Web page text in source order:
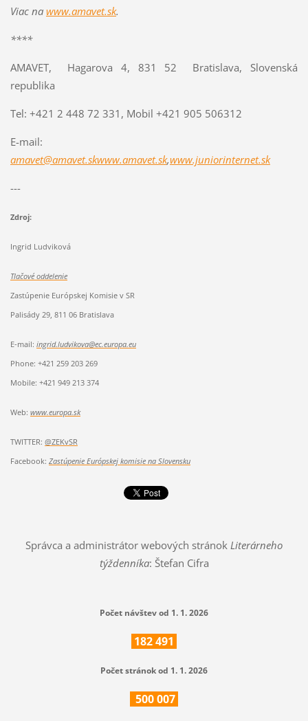
Viac na www.amavet.sk.
****
AMAVET, Hagarova 4, 831 52 Bratislava, Slovenská
republika
Tel: +421 2 448 72 331, Mobil +421 905 506312
E-mail:
amavet@amavet.skwww.amavet.sk,www.juniorinternet.sk
---
Zdroj:
Ingrid Ludviková
Tlačové oddelenie
Zastúpenie Európskej Komisie v SR
Palisády 29, 811 06 Bratislava
E-mail: ingrid.ludvikova@ec.europa.eu
Phone: +421 259 203 269
Mobile: +421 949 213 374
Web: www.europa.sk
TWITTER: @ZEKvSR
Facebook: Zastúpenie Európskej komisie na Slovensku
Správca a administrátor webových stránok Literárneho
týždenníka: Štefan Cifra
Počet návštev od 1. 1. 2026
182491
Počet stránok od 1. 1. 2026
500007